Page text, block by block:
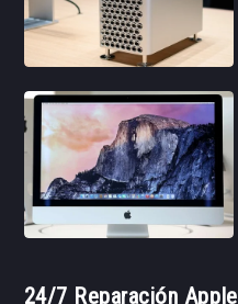
24/7 Reparación